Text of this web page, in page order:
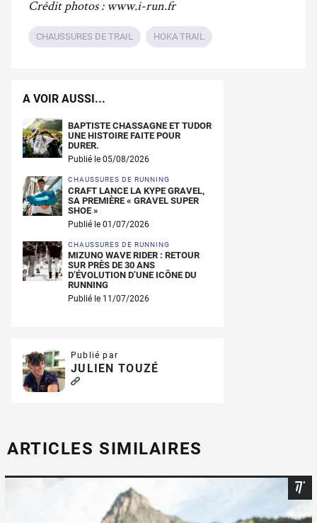
Crédit photos : www.i-run.fr
CHAUSSURES DE TRAIL HOKA TRAIL
A VOIR AUSSI...
BAPTISTE CHASSAGNE ET TUDOR
UNE HISTOIRE FAITE POUR
DURER.
Publié le 05/08/2026
CHAUSSURES DE RUNNING
CRAFT LANCE LA KYPE GRAVEL,
SA PREMIÈRE « GRAVEL SUPER
SHOE »
Publié le 01/07/2026
CHAUSSURES DE RUNNING
MIZUNO WAVE RIDER : RETOUR
SUR PRÈS DE 30 ANS
D’ÉVOLUTION D’UNE ICÔNE DU
RUNNING
Publié le 11/07/2026
Publié par
JULIEN TOUZÉ
ARTICLES SIMILAIRES